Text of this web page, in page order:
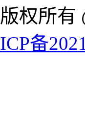
版权所有
ICP备